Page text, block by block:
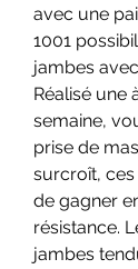
avec une
1001
jambes
Réalisé une
semaine,
prise de
surcroît,
de gagner
résistance.
jambes